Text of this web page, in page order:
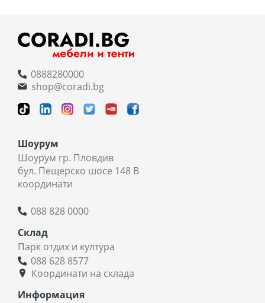
0888280000
shop@coradi.bg
Шоурум
Шоурум гр. Пловдив
бул. Пещерско шосе 148 В
координати
088 828 0000
Склад
Парк отдих и култура
088 628 8577
Координати на склада
Информация